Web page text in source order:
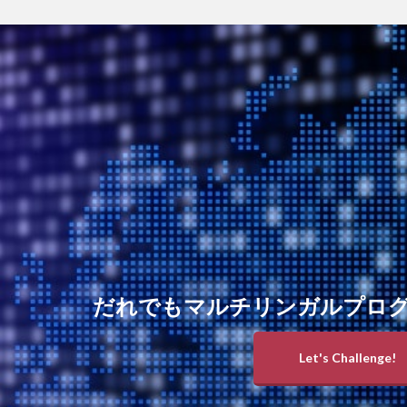
だれでもマルチリンガルプロ
Let's Challenge!